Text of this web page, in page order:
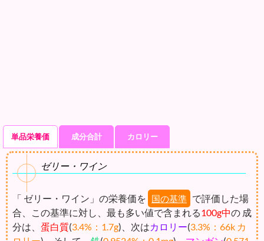
単品栄養価 成分合計 カロリー
ゼリー・ワイン
「 ゼリー・ワイン」の栄養価を 国の基準 で評価した場
合、この基準に対し、最も多い値で含まれる100g中の 成
分は、 蛋白質(3.4%：1.7g)、次はカロリー(3.3%：66k カ